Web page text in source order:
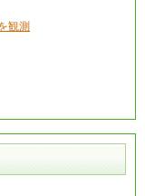
観測